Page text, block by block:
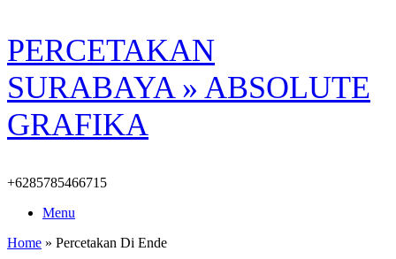
Skip
to
content
PERCETAKAN
SURABAYA » ABSOLUTE
GRAFIKA
+6285785466715
Menu
Home » Percetakan Di Ende